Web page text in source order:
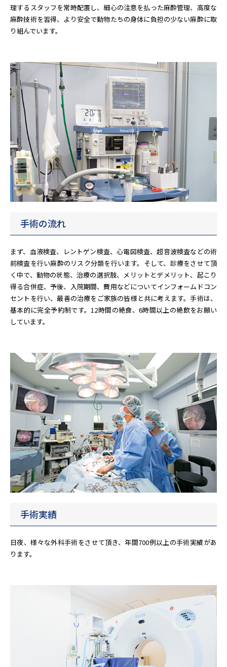
理するスタッフを常時配置し、細心の注意を払った麻酔管理、高度な
麻酔技術を習得、より安全で動物たちの身体に負担の少ない麻酔に取
り組んでいます。
手術の流れ
まず、血液検査、レントゲン検査、心電図検査、超音波検査などの術
前検査を行い麻酔のリスク分類を行います。そして、診療をさせて頂
く中で、動物の状態、治療の選択肢、メリットとデメリット、起こり
得る合併症、予後、入院期間、費用などについてインフォームドコン
セントを行い、最善の治療をご家族の皆様と共に考えます。手術は、
基本的に完全予約制です。12時間の絶食、6時間以上の絶飲をお願い
しています。
手術実績
日夜、様々な外科手術をさせて頂き、年間700例以上の手術実績があ
ります。